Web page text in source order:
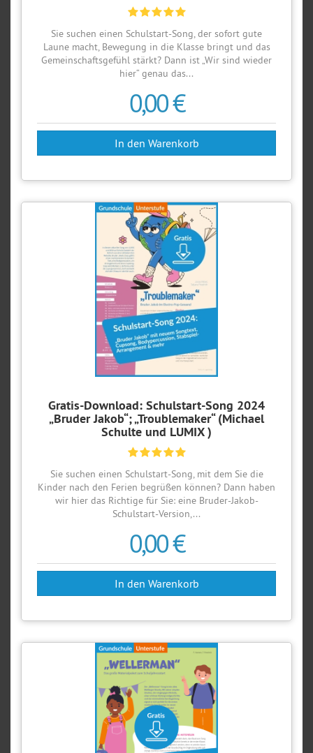
Sie suchen einen Schulstart-Song, der sofort gute
Laune macht, Bewegung in die Klasse bringt und das
Gemeinschaftsgefühl stärkt? Dann ist „Wir sind wieder
hier“ genau das...
0,00 €
Gratis-Download: Schulstart-Song 2024
„Bruder Jakob“; „Troublemaker“ (Michael
Schulte und LUMIX )
Sie suchen einen Schulstart-Song, mit dem Sie die
Kinder nach den Ferien begrüßen können? Dann haben
wir hier das Richtige für Sie: eine Bruder-Jakob-
Schulstart-Version,...
0,00 €